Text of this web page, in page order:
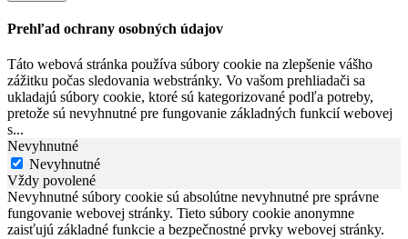
Prehľad ochrany osobných údajov
Táto webová stránka používa súbory cookie na zlepšenie vášho
zážitku počas sledovania webstránky. Vo vašom prehliadači sa
ukladajú súbory cookie, ktoré sú kategorizované podľa potreby,
pretože sú nevyhnutné pre fungovanie základných funkcií webovej
s...
Nevyhnutné
Nevyhnutné
Vždy povolené
Nevyhnutné súbory cookie sú absolútne nevyhnutné pre správne
fungovanie webovej stránky. Tieto súbory cookie anonymne
zaisťujú základné funkcie a bezpečnostné prvky webovej stránky.